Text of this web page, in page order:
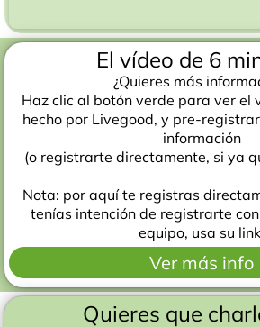
El vídeo de 6
¿Quieres más
Haz clic al botón verde para ver el
hecho por Livegood, y pre-
información
(o registrarte directamente, si ya
Nota: por aquí te registras
tenías intención de registrarte
equipo, usa su
Ver más info
Quieres que